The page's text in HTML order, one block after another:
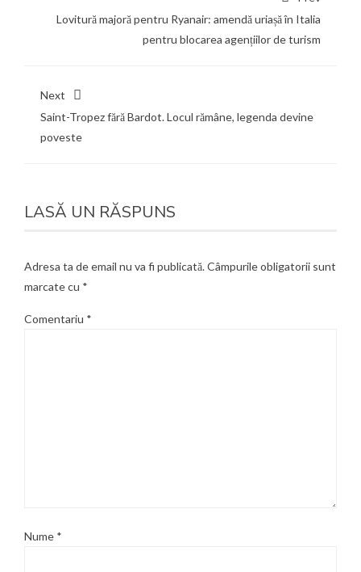
Lovitură majoră pentru Ryanair: amendă uriașă în Italia
pentru blocarea agențiilor de turism
Next
Saint-Tropez fără Bardot. Locul rămâne, legenda devine
poveste
LASĂ UN RĂSPUNS
Adresa ta de email nu va fi publicată.Câmpurile obligatorii sunt
marcate cu *
Comentariu *
Nume *